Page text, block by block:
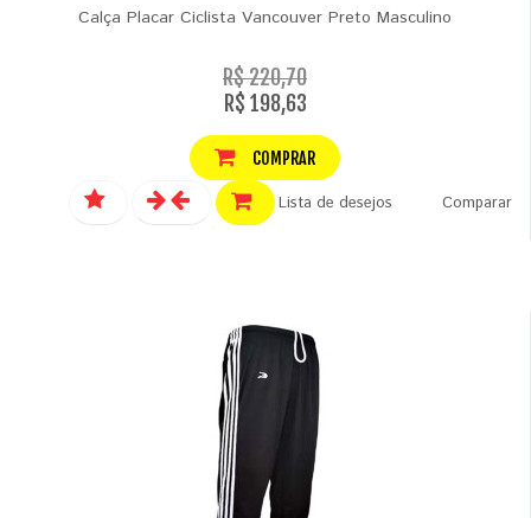
Calça Placar Ciclista Vancouver Preto Masculino
R$ 220,70
R$ 198,63
COMPRAR
Lista de desejos Comparar